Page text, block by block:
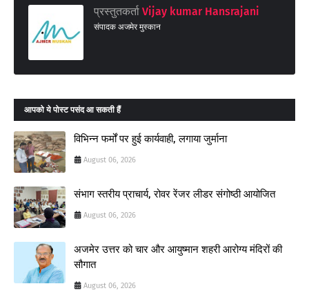
प्रस्तुतकर्ता Vijay kumar Hansrajani
संपादक अजमेर मुस्कान
आपको ये पोस्ट पसंद आ सकती हैं
विभिन्न फर्मों पर हुई कार्यवाही, लगाया जुर्माना
August 06, 2026
संभाग स्तरीय प्राचार्य, रोवर रेंजर लीडर संगोष्ठी आयोजित
August 06, 2026
अजमेर उत्तर को चार और आयुष्मान शहरी आरोग्य मंदिरों की
सौगात
August 06, 2026